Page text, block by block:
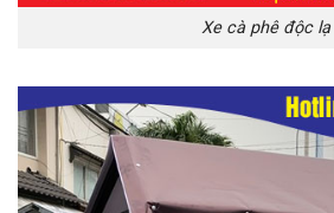
Xe cà phê độc lạ